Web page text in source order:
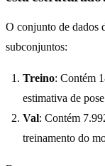
O conjunto de dados
subconjuntos:
Treino: Contém
estimativa de
Val: Contém
treinamento do